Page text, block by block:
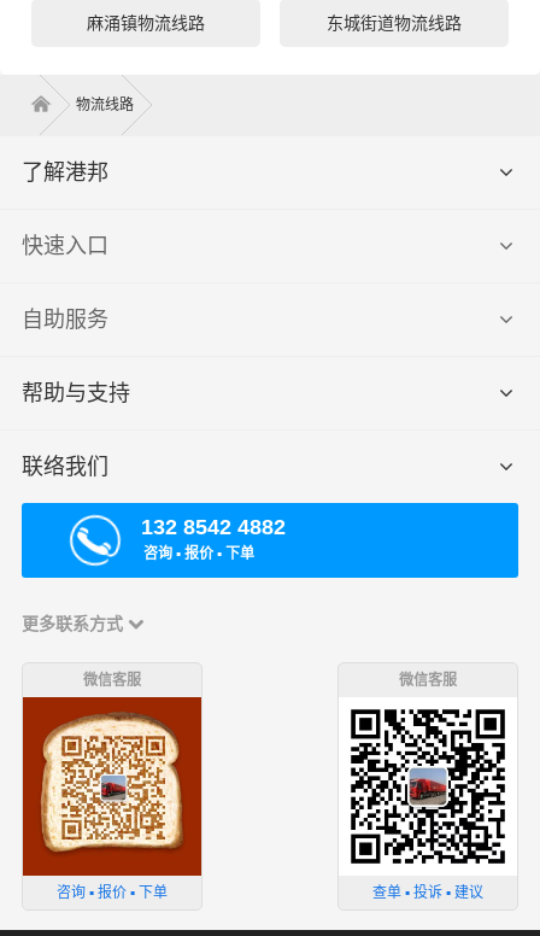
麻涌镇物流线路 东城街道物流线路
物流线路
了解港邦
快速入口
自助服务
帮助与支持
联络我们
132 8542 4882
咨询 ▪ 报价 ▪ 下单
更多联系方式
微信客服
咨询 ▪ 报价 ▪ 下单
微信客服
查单 ▪ 投诉 ▪ 建议